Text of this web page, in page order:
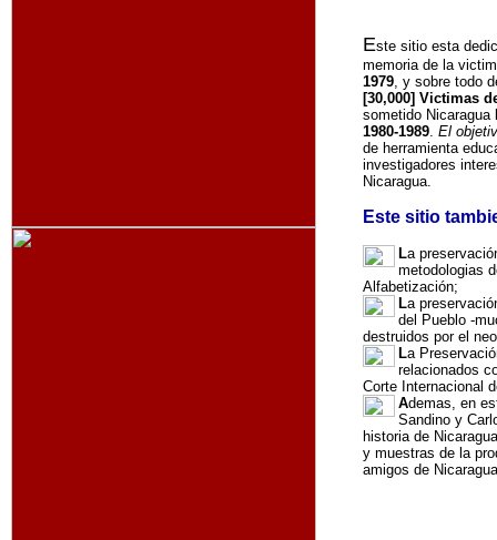
Este sitio esta
memoria de la
1979, y sobre todo
[30,000] Victimas
sometido Nicaragua
1980-1989. El
de herramienta
investigadores
Nicaragua.
Este sitio
La
metodologias
Alfabetización;
La
del Pueblo -
destruidos por el
La
relacionados
Corte Internacional
Ademas, en
Sandino y
historia de
y muestras de la
amigos de